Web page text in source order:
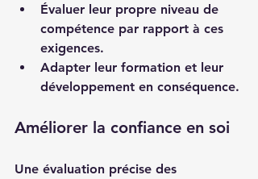
Évaluer leur propre niveau de
compétence par rapport à ces
exigences.
Adapter leur formation et leur
développement en conséquence.
Améliorer la confiance en soi
Une évaluation précise des